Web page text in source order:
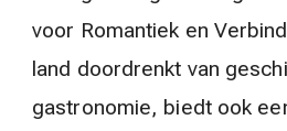
voor Romantiek en
land doordrenkt van
gastronomie, biedt ook